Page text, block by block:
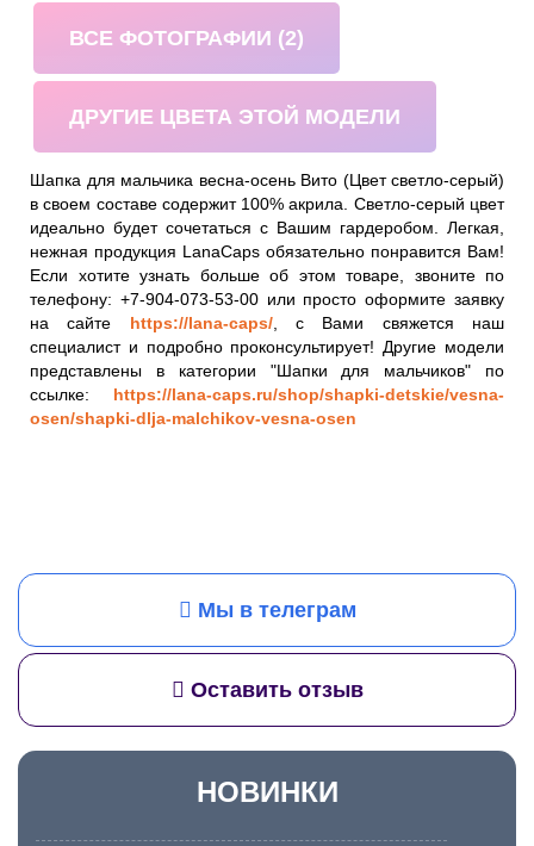
ВСЕ ФОТОГРАФИИ (2)
ДРУГИЕ ЦВЕТА ЭТОЙ МОДЕЛИ
Шапка для мальчика весна-осень Вито (Цвет светло-серый)
в своем составе содержит 100% акрила. Светло-серый цвет
идеально будет сочетаться с Вашим гардеробом. Легкая,
нежная продукция LanaCaps обязательно понравится Вам!
Если хотите узнать больше об этом товаре, звоните по
телефону: +7-904-073-53-00 или просто оформите заявку
на сайте https://lana-caps/, с Вами свяжется наш
специалист и подробно проконсультирует! Другие модели
представлены в категории "Шапки для мальчиков" по
ссылке: https://lana-caps.ru/shop/shapki-detskie/vesna-
osen/shapki-dlja-malchikov-vesna-osen
Мы в телеграм
Оставить отзыв
НОВИНКИ